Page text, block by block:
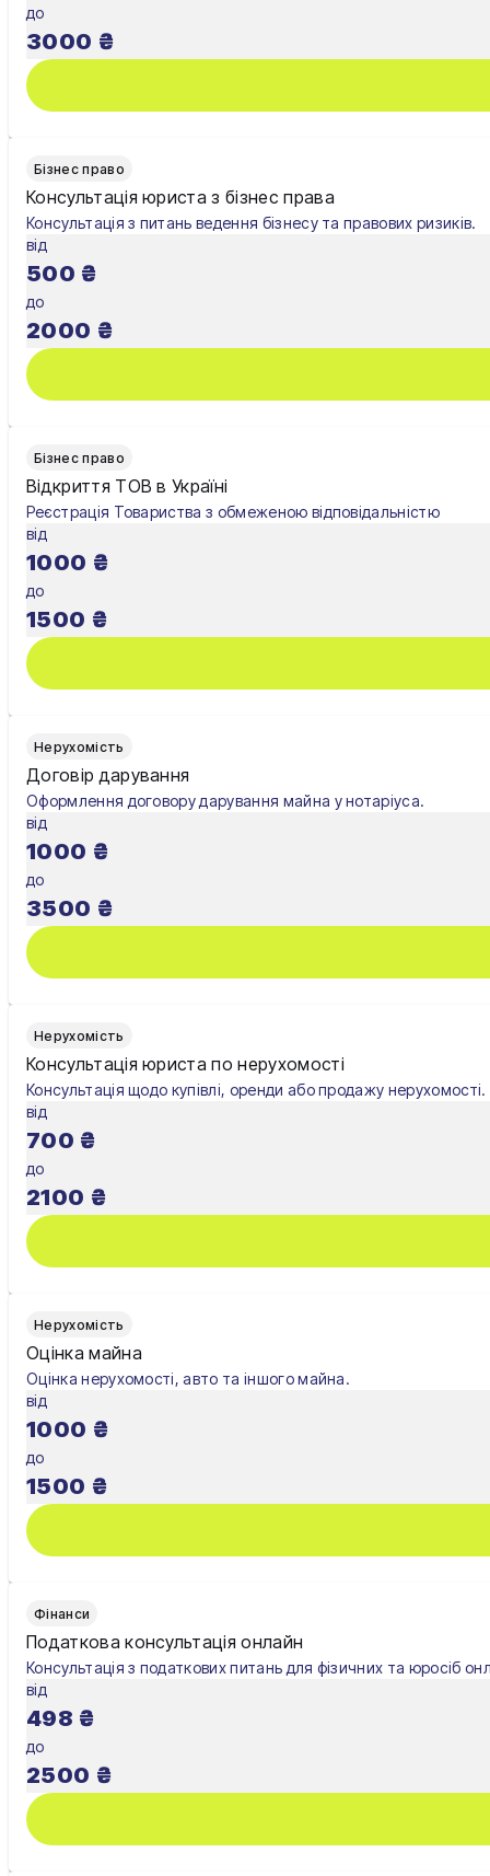
до
3000 ₴
Бізнес право
Консультація юриста з бізнес права
Консультація з питань ведення бізнесу та правових ризиків.
від
500 ₴
до
2000 ₴
Бізнес право
Відкриття ТОВ в Україні
Реєстрація Товариства з обмеженою відповідальністю
від
1000 ₴
до
1500 ₴
Нерухомість
Договір дарування
Оформлення договору дарування майна у нотаріуса.
від
1000 ₴
до
3500 ₴
Нерухомість
Консультація юриста по нерухомості
Консультація щодо купівлі, оренди або продажу нерухомості.
від
700 ₴
до
2100 ₴
Нерухомість
Оцінка майна
Оцінка нерухомості, авто та іншого майна.
від
1000 ₴
до
1500 ₴
Фінанси
Податкова консультація онлайн
Консультація з податкових питань для фізичних та юросіб
від
498 ₴
до
2500 ₴